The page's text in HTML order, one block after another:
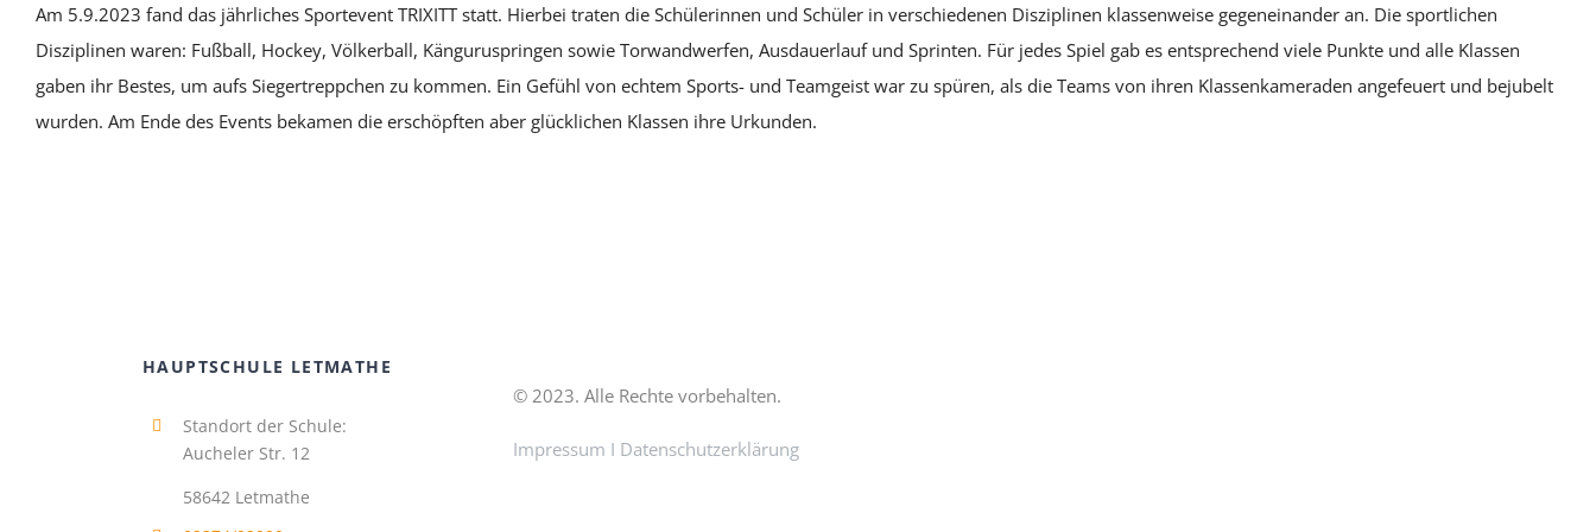
Am 5.9.2023 fand das jährliches Sportevent TRIXITT statt. Hierbei traten die Schülerinnen und Schüler in verschiedenen Disziplinen klassenweise gegeneinander an. Die sportlichen
Disziplinen waren: Fußball, Hockey, Völkerball, Känguruspringen sowie Torwandwerfen, Ausdauerlauf und Sprinten. Für jedes Spiel gab es entsprechend viele Punkte und alle Klassen
gaben ihr Bestes, um aufs Siegertreppchen zu kommen. Ein Gefühl von echtem Sports- und Teamgeist war zu spüren, als die Teams von ihren Klassenkameraden angefeuert und bejubelt
wurden. Am Ende des Events bekamen die erschöpften aber glücklichen Klassen ihre Urkunden.
HAUPTSCHULE LETMATHE
Standort der Schule:
Aucheler Str. 12
58642 Letmathe
© 2023. Alle Rechte vorbehalten.
Impressum I Datenschutzerklärung